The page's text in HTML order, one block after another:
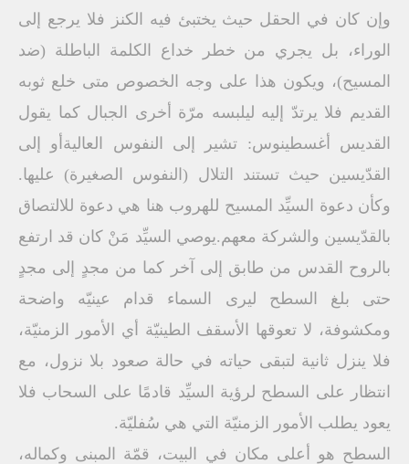
وإن كان في الحقل حيث يختبئ فيه الكنز فلا يرجع إلى
الوراء، بل يجري من خطر خداع الكلمة الباطلة (ضد
المسيح)، ويكون هذا على وجه الخصوص متى خلع ثوبه
القديم فلا يرتدّ إليه ليلبسه مرّة أخرى الجبال كما يقول
القديس أغسطينوس: تشير إلى النفوس العاليةأو إلى
القدّيسين حيث تستند التلال (النفوس الصغيرة) عليها.
وكأن دعوة السيِّد المسيح للهروب هنا هي دعوة للالتصاق
بالقدّيسين والشركة معهم.يوصي السيِّد مَنْ كان قد ارتفع
بالروح القدس من طابق إلى آخر كما من مجدٍ إلى مجدٍ
حتى بلغ السطح ليرى السماء قدام عينيّه واضحة
ومكشوفة، لا تعوقها الأسقف الطينيّة أي الأمور الزمنيّة،
فلا ينزل ثانية لتبقى حياته في حالة صعود بلا نزول، مع
انتظار على السطح لرؤية السيِّد قادمًا على السحاب فلا
يعود يطلب الأمور الزمنيّة التي هي سُفليّة.
السطح هو أعلى مكان في البيت، قمّة المبنى وكماله،